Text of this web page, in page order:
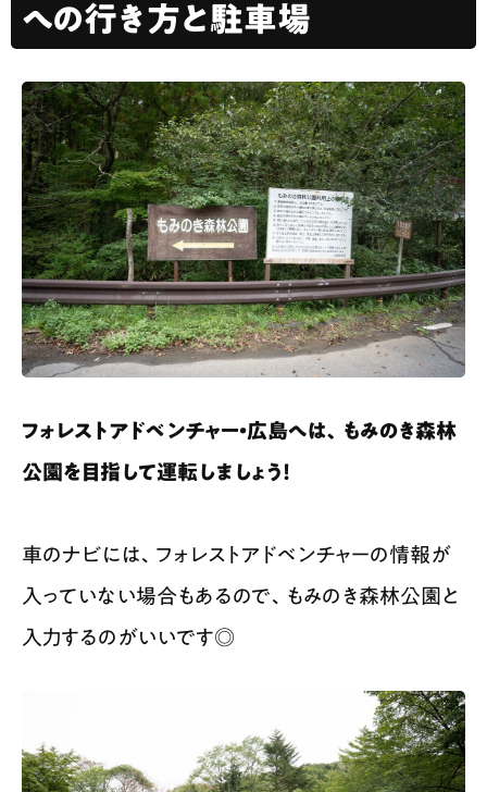
への行き方と駐車場
フォレストアドベンチャー・広島へは、もみのき森林
公園を目指して運転しましょう！
車のナビには、フォレストアドベンチャーの情報が
入っていない場合もあるので、もみのき森林公園と
入力するのがいいです◎